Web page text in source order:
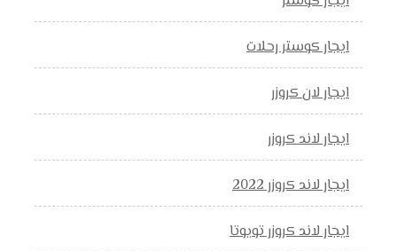
ايجار كوستر رحلات
ايجار لان كروزر
ايجار لاند كروزر
ايجار لاند كروزر 2022
ايجار لاند كروزر تويوتا